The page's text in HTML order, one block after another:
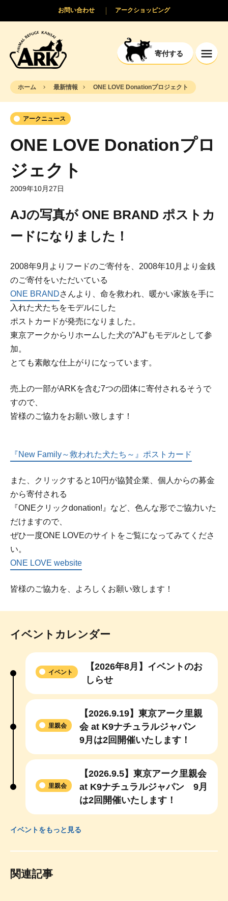
寄付する
アークショッピング
お問い合わせ
ホーム 最新情報 ONE LOVE Donationプロジェクト
アークニュース
ONE LOVE Donationプロ
ジェクト
2009年10月27日
AJの写真が ONE BRAND ポストカ
ードになりました！
2008年9月よりフードのご寄付を、2008年10月より金銭
のご寄付をいただいている
ONE BRANDさんより、命を救われ、暖かい家族を手に
入れた犬たちをモデルにした
ポストカードが発売になりました。
東京アークからリホームした犬の”AJ”もモデルとして参
加。
とても素敵な仕上がりになっています。
売上の一部がARKを含む7つの団体に寄付されるそうで
すので、
皆様のご協力をお願い致します！
『New Family～救われた犬たち～』ポストカード
また、クリックすると10円が協賛企業、個人からの募金
から寄付される
『ONEクリックdonation!』など、色んな形でご協力いた
だけますので、
ぜひ一度ONE LOVEのサイトをご覧になってみてくださ
い。
ONE LOVE website
皆様のご協力を、よろしくお願い致します！
イベントカレンダー
【2026年8月】イベントのお
しらせ
イベント
【2026.9.19】東京アーク里親
会 at K9ナチュラルジャパン
9月は2回開催いたします！
里親会
【2026.9.5】東京アーク里親会
at K9ナチュラルジャパン 9月
は2回開催いたします！
里親会
イベントをもっと見る
関連記事